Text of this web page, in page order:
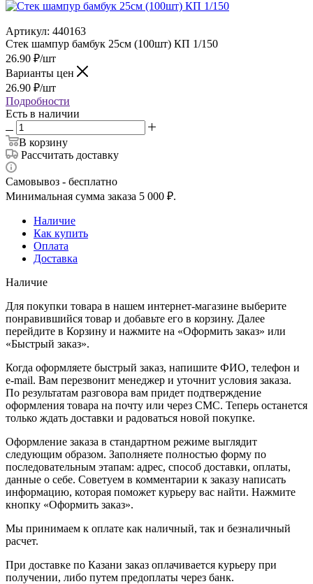
Артикул: 440163
Стек шампур бамбук 25см (100шт) КП 1/150
26.90 ₽/шт
Варианты цен
26.90 ₽/шт
Подробности
Есть в наличии
В корзину
Рассчитать доставку
Самовывоз - бесплатно
Минимальная сумма заказа 5 000 ₽.
Наличие
Как купить
Оплата
Доставка
Наличие
Для покупки товара в нашем интернет-магазине выберите
понравившийся товар и добавьте его в корзину. Далее
перейдите в Корзину и нажмите на «Оформить заказ» или
«Быстрый заказ».
Когда оформляете быстрый заказ, напишите ФИО, телефон и
e-mail. Вам перезвонит менеджер и уточнит условия заказа.
По результатам разговора вам придет подтверждение
оформления товара на почту или через СМС. Теперь останется
только ждать доставки и радоваться новой покупке.
Оформление заказа в стандартном режиме выглядит
следующим образом. Заполняете полностью форму по
последовательным этапам: адрес, способ доставки, оплаты,
данные о себе. Советуем в комментарии к заказу написать
информацию, которая поможет курьеру вас найти. Нажмите
кнопку «Оформить заказ».
Мы принимаем к оплате как наличный, так и безналичный
расчет.
При доставке по Казани заказ оплачивается курьеру при
получении, либо путем предоплаты через банк.